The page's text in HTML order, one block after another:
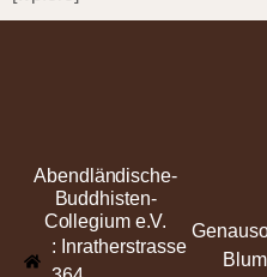
Abendländische-
Buddhisten-
Collegium e.V.
: Inratherstrasse